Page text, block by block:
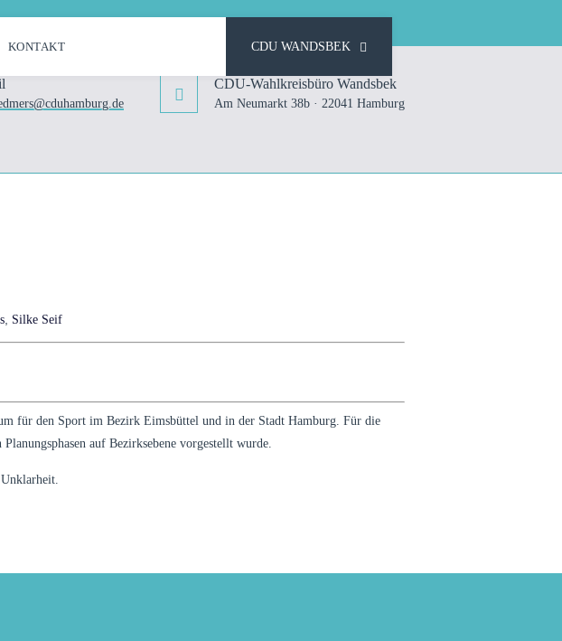
CDU-Wahlkreisbüro Wandsbek
Am Neumarkt 38b · 22041 Hamburg
KONTAKT CDU WANDSBEK
, Silke Seif
für den Sport im Bezirk Eimsbüttel und in der Stadt Hamburg. Für die
auf Bezirksebene vorgestellt wurde.